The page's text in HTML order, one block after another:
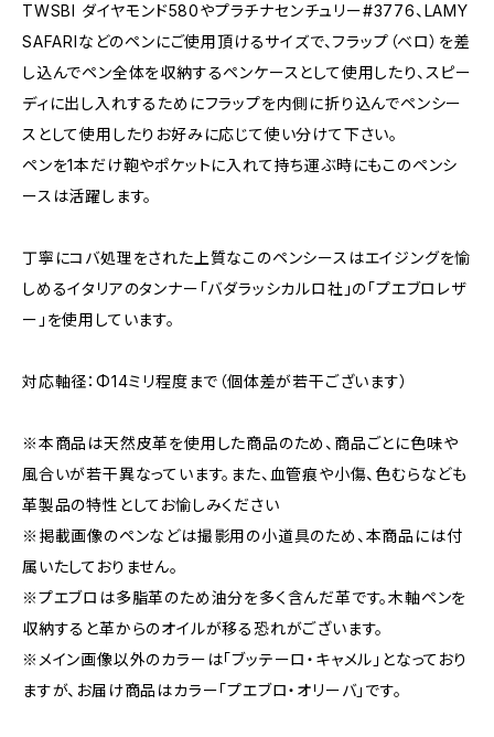
TWSBI ダイヤモンド580やプラチナセンチュリー#3776、LAMY
SAFARIなどのペンにご使用頂けるサイズで、フラップ（ベロ）を差
し込んでペン全体を収納するペンケースとして使用したり、スピー
ディに出し入れするためにフラップを内側に折り込んでペンシー
スとして使用したりお好みに応じて使い分けて下さい。
ペンを1本だけ鞄やポケットに入れて持ち運ぶ時にもこのペンシ
ースは活躍します。
丁寧にコバ処理をされた上質なこのペンシースはエイジングを愉
しめるイタリアのタンナー「バダラッシカルロ社」の「プエブロレザ
ー」を使用しています。
対応軸径：Φ14ミリ程度まで（個体差が若干ございます）
※本商品は天然皮革を使用した商品のため、商品ごとに色味や
風合いが若干異なっています。また、血管痕や小傷、色むらなども
革製品の特性としてお愉しみください
※掲載画像のペンなどは撮影用の小道具のため、本商品には付
属いたしておりません。
※プエブロは多脂革のため油分を多く含んだ革です。木軸ペンを
収納すると革からのオイルが移る恐れがございます。
※メイン画像以外のカラーは「ブッテーロ・キャメル」となっており
ますが、お届け商品はカラー「プエブロ・オリーバ」です。